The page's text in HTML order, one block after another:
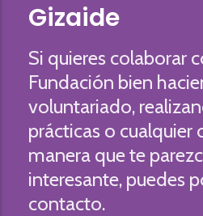
Gizaide
Si quieres colaborar
Fundación bien
voluntariado,
prácticas o cualquier
manera que te
interesante, puedes
contacto.